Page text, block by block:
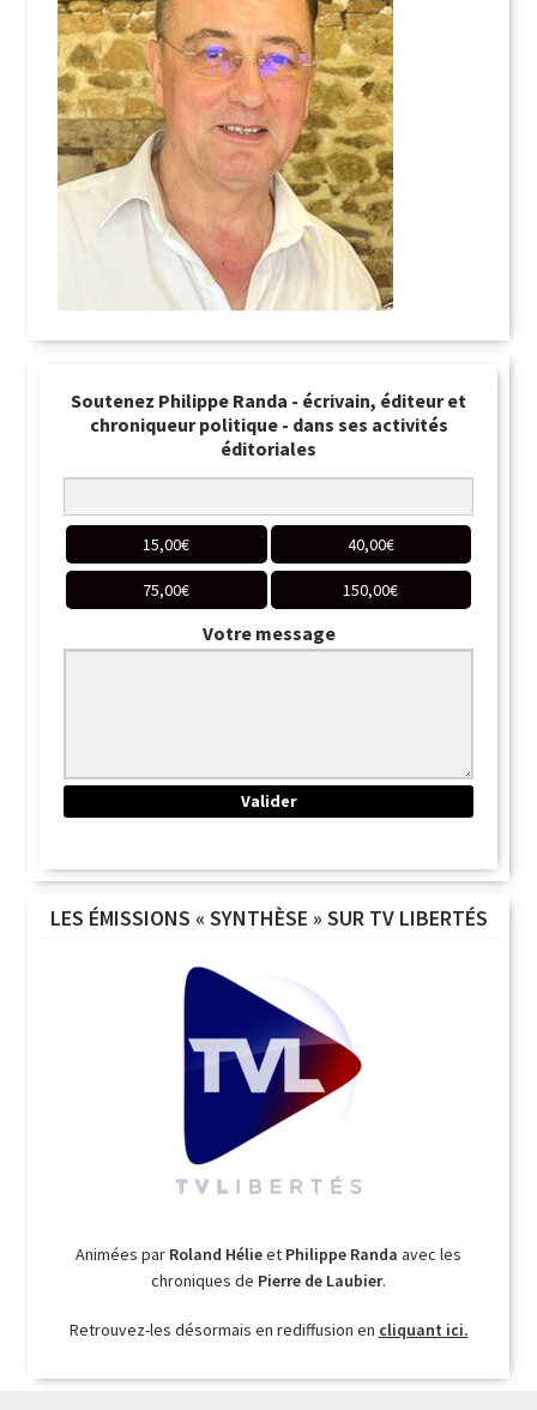
Soutenez Philippe Randa - écrivain, éditeur et
chroniqueur politique - dans ses activités
éditoriales
15,00€ 40,00€
75,00€ 150,00€
Votre message
LES ÉMISSIONS « SYNTHÈSE » SUR TV LIBERTÉS
Animées par Roland Hélieet Philippe Randa avec les
chroniques de Pierre de Laubier.
Retrouvez-les désormais en rediffusion en cliquant ici.